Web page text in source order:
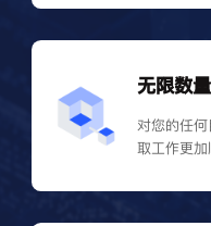
无限数
对您的任
取工作更加